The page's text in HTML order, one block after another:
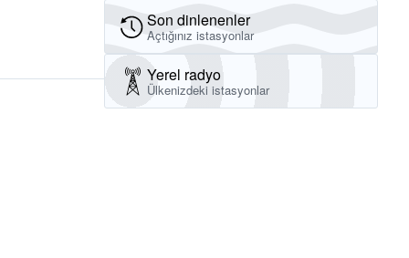
Son dinlenenler
Açtığınız istasyonlar
Yerel radyo
Ülkenizdeki istasyonlar